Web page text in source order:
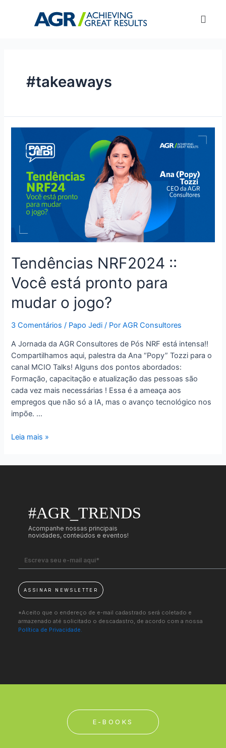
#takeaways
Tendências NRF2024 ::
Você está pronto para
mudar o jogo?
3 Comentários / Papo Jedi / PorAGR Consultores
A Jornada da AGR Consultores de Pós NRF está intensa!!
Compartilhamos aqui, palestra da Ana “Popy” Tozzi para o
canal MCIO Talks! Alguns dos pontos abordados:
Formação, capacitação e atualização das pessoas são
cada vez mais necessárias ! Essa é a ameaça aos
empregos que não só a IA, mas o avanço tecnológico nos
impõe. …
Leia mais »
#AGR_TRENDS
Acompanhe nossas principais
novidades, conteúdos e eventos!
ASSINAR NEWSLETTER
*Aceito que o endereço de e-mail cadastrado será coletado e
armazenado até solicitado o descadastro, de acordo com a nossa
Política de Privacidade.
E-BOOKS